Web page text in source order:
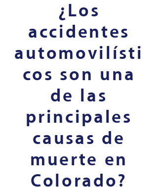
¿Los
accidentes
automovilísti
cos son una
de las
principales
causas de
muerte en
Colorado?